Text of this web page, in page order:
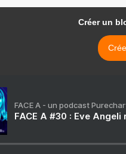
Créer un
FACE A - un podcast
FACE A #30 : Eve